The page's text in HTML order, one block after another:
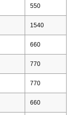
550
1540
660
770
770
660